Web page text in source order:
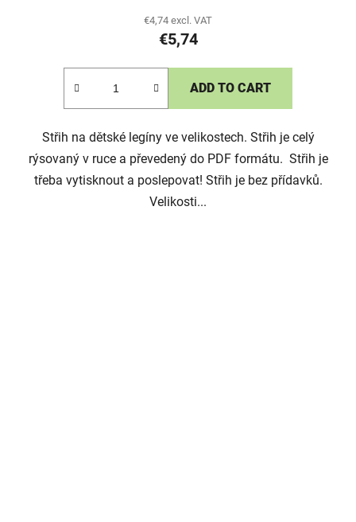
€4,74 excl. VAT
€5,74
ADD TO CART
Střih na dětské legíny ve velikostech. Střih je celý
rýsovaný v ruce a převedený do PDF formátu. Střih je
třeba vytisknout a poslepovat! Střih je bez přídavků.
Velikosti...